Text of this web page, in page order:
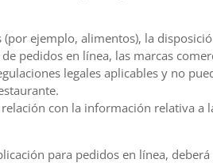
ejemplo, alimentos), la
pedidos en línea, las marcas
legales aplicables y no
con la información relativa a
para pedidos en línea,